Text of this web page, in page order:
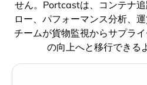
せん。Portcastは、コンテナ
ロー、パフォーマンス分析、
チームが貨物監視からサプラ
の向上へと移行できる